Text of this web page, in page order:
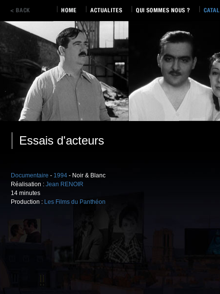
Essais d'acteurs
Documentaire - 1994 - Noir & Blanc
Réalisation : Jean RENOIR
14 minutes
Production : Les Films du Panthéon